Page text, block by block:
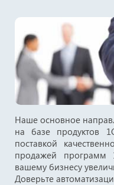
Наше основное
на базе продуктов
поставкой
продажей
вашему бизнесу
Доверьте